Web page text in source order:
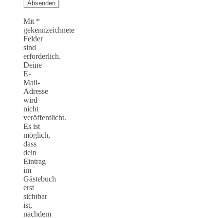
Mit *
gekennzeichnete
Felder
sind
erforderlich.
Deine
E-
Mail-
Adresse
wird
nicht
veröffentlicht.
Es ist
möglich,
dass
dein
Eintrag
im
Gästebuch
erst
sichtbar
ist,
nachdem